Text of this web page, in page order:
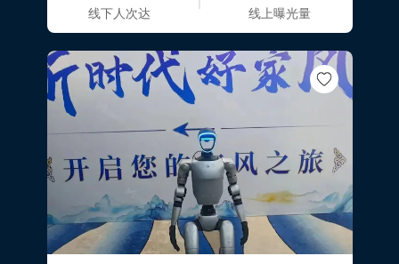
线下人次达 线上曝光量